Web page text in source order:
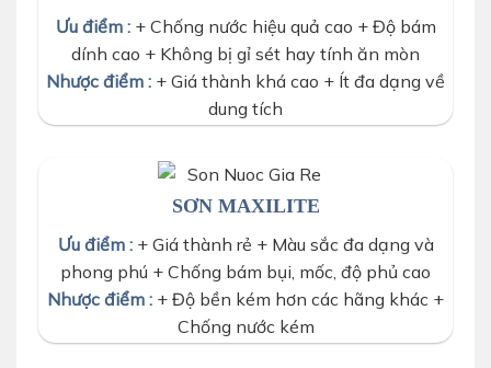
Ưu điểm :+ Chống nước hiệu quả cao + Độ bám
dính cao + Không bị gỉ sét hay tính ăn mòn
Nhược điểm : + Giá thành khá cao + Ít đa dạng về
dung tích
SƠN MAXILITE
Ưu điểm :+ Giá thành rẻ + Màu sắc đa dạng và
phong phú + Chống bám bụi, mốc, độ phủ cao
Nhược điểm : + Độ bền kém hơn các hãng khác +
Chống nước kém